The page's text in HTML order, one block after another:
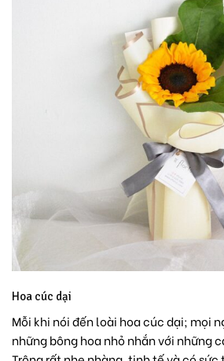
Hoa cúc dại
Mỗi khi nói đến loài hoa cúc dại; mọi
những bông hoa nhỏ nhắn với những